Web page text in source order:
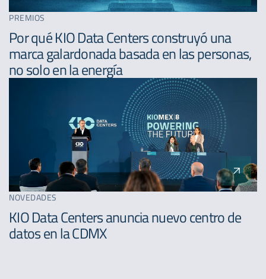
PREMIOS
Por qué KIO Data Centers construyó una
marca galardonada basada en las personas,
no solo en la energía
NOVEDADES
KIO Data Centers anuncia nuevo centro de
datos en la CDMX